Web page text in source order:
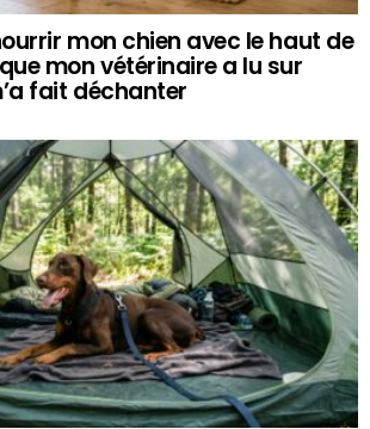
mon chien avec le haut de
mon vétérinaire a lu sur
fait déchanter